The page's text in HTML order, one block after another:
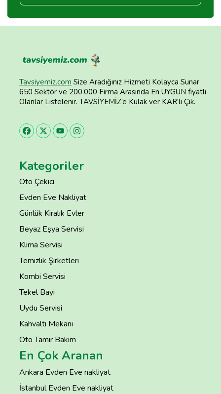
Tavsiyemiz.com Size Aradığınız Hizmeti Kolayca Sunar
650 Sektör ve 200.000 Firma Arasında En UYGUN fiyatlı
Olanlar Listelenir. TAVSİYEMİZ’e Kulak ver KAR’lı Çık.
Kategoriler
Oto Çekici
Evden Eve Nakliyat
Günlük Kiralık Evler
Beyaz Eşya Servisi
Klima Servisi
Temizlik Şirketleri
Kombi Servisi
Tekel Bayi
Uydu Servisi
Kahvaltı Mekanı
Oto Tamir Bakım
En Çok Aranan
Ankara Evden Eve nakliyat
İstanbul Evden Eve nakliyat